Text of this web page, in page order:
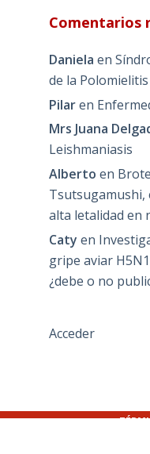
Comentarios
Daniela en
de la Polomielitis
Pilaren
Mrs Juana
Leishmaniasis
Alberto en
Tsutsugamushi,
alta letalidad en
Caty en
gripe aviar
¿debe o no
Acceder